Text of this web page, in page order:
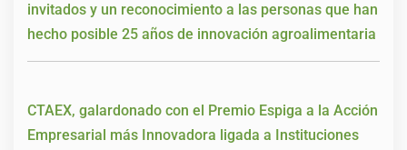
invitados y un reconocimiento a las personas que han
hecho posible 25 años de innovación agroalimentaria
CTAEX, galardonado con el Premio Espiga a la Acción
Empresarial más Innovadora ligada a Instituciones